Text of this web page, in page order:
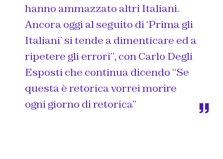
hanno ammazzato altri Italiani.
Ancora oggi al seguito di ‘Prima gli
Italiani’ si tende a dimenticare ed a
ripetere gli errori”, con Carlo Degli
Esposti che continua dicendo “Se
questa è retorica vorrei morire
ogni giorno di retorica”